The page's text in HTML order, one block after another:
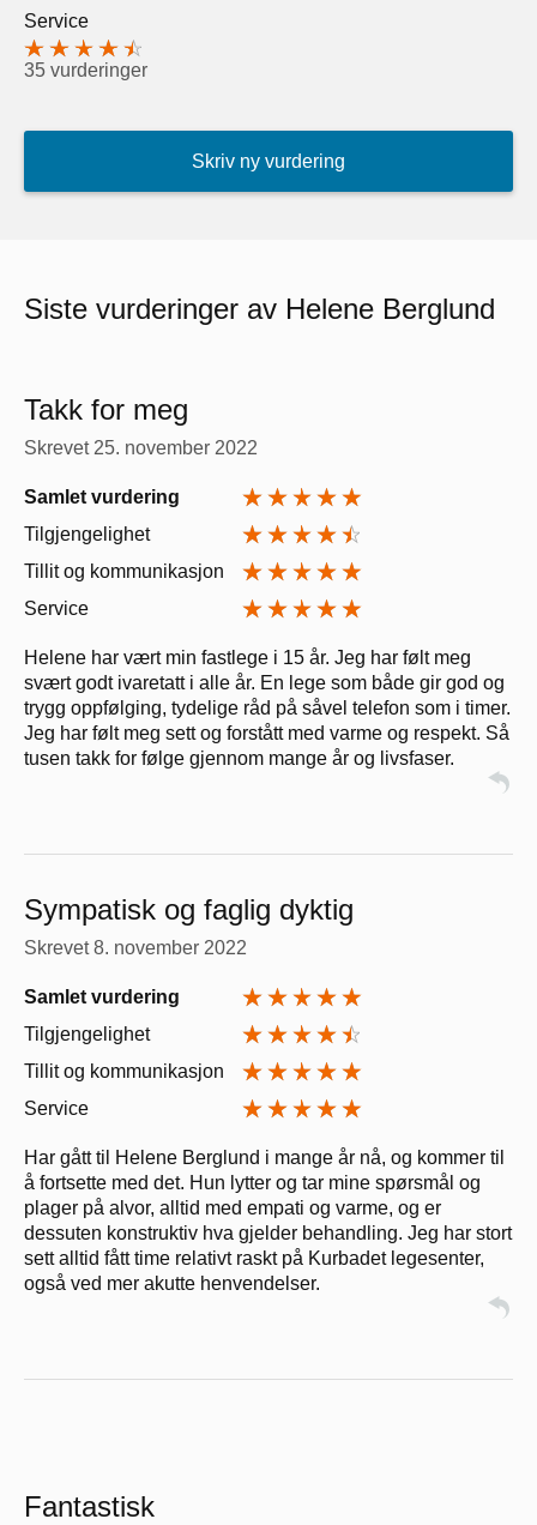
Service
35 vurderinger
Skriv ny vurdering
Siste vurderinger av Helene Berglund
Takk for meg
Skrevet 25. november 2022
Samlet vurdering
Tilgjengelighet
Tillit og kommunikasjon
Service
Helene har vært min fastlege i 15 år. Jeg har følt meg
svært godt ivaretatt i alle år. En lege som både gir god og
trygg oppfølging, tydelige råd på såvel telefon som i timer.
Jeg har følt meg sett og forstått med varme og respekt. Så
tusen takk for følge gjennom mange år og livsfaser.
Sympatisk og faglig dyktig
Skrevet8. november 2022
Samlet vurdering
Tilgjengelighet
Tillit og kommunikasjon
Service
Har gått til Helene Berglund i mange år nå, og kommer til
å fortsette med det. Hun lytter og tar mine spørsmål og
plager på alvor, alltid med empati og varme, og er
dessuten konstruktiv hva gjelder behandling. Jeg har stort
sett alltid fått time relativt raskt på Kurbadet legesenter,
også ved mer akutte henvendelser.
Fantastisk